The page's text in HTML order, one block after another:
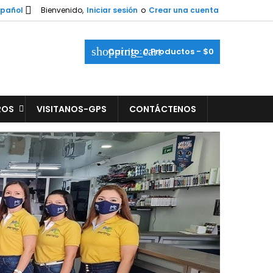
Bienvenido, Iniciar sesión o Crear una cuenta

shopping_cart
Carrito:0Productos - $0
VISITANOS-GPS CONTÁCTENOS